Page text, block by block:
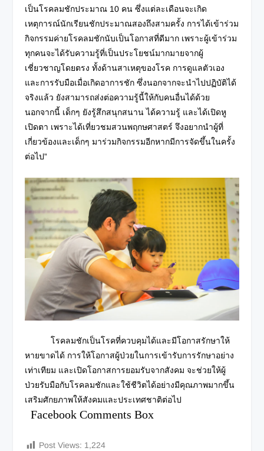
เป็นโรคลมชักประมาณ 10 คน ซึ่งแต่ละเดือนจะเกิด
เหตุการณ์นักเรียนชักประมาณสองถึงสามครั้ง การได้เข้าร่วม
กิจกรรมค่ายโรคลมชักนับเป็นโอกาสที่ดีมาก เพราะผู้เข้าร่วม
ทุกคนจะได้รับความรู้ที่เป็นประโยชน์มากมายจากผู้
เชี่ยวชาญโดยตรง ทั้งด้านสาเหตุของโรค การดูแลตัวเอง
และการรับมือเมื่อเกิดอาการชัก ซึ่งนอกจากจะนำไปปฏิบัติได้
จริงแล้ว ยังสามารถส่งต่อความรู้นี้ให้กับคนอื่นได้ด้วย
นอกจากนี้ เด็กๆ ยังรู้สึกสนุกสนาน ได้ความรู้ และได้เปิดหู
เปิดตา เพราะได้เที่ยวชมสวนพฤกษศาสตร์ จึงอยากนำผู้ที่
เกี่ยวข้องและเด็กๆ มาร่วมกิจกรรมอีกหากมีการจัดขึ้นในครั้ง
ต่อไป”
โรคลมชักเป็นโรคที่ควบคุมได้และมีโอกาสรักษาให้
หายขาดได้ การให้โอกาสผู้ป่วยในการเข้ารับการรักษาอย่าง
เท่าเทียม และเปิดโอกาสการยอมรับจากสังคม จะช่วยให้ผู้
ป่วยรับมือกับโรคลมชักและใช้ชีวิตได้อย่างมีคุณภาพมากขึ้น
เสริมศักยภาพให้สังคมและประเทศชาติต่อไป
Facebook Comments Box
Post Views: 1,224